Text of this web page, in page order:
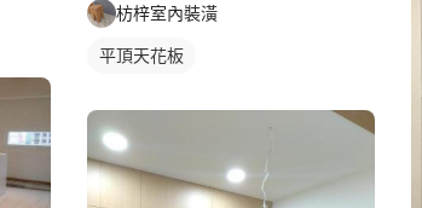
枋梓室內裝潢
平頂天花板